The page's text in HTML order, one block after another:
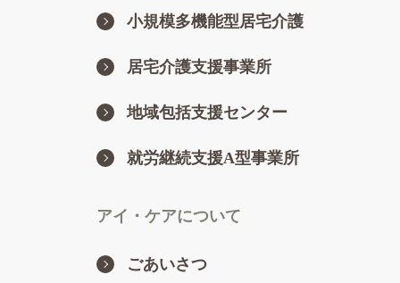
小規模多機能型居宅介護
居宅介護支援事業所
地域包括支援センター
就労継続支援A型事業所
アイ・ケアについて
ごあいさつ